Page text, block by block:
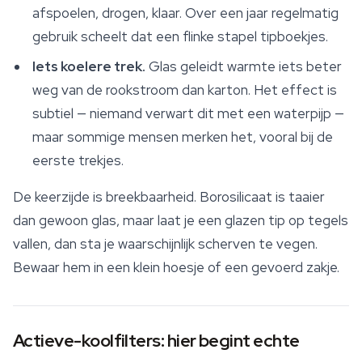
afspoelen, drogen, klaar. Over een jaar regelmatig
gebruik scheelt dat een flinke stapel tipboekjes.
Iets koelere trek. Glas geleidt warmte iets beter
weg van de rookstroom dan karton. Het effect is
subtiel — niemand verwart dit met een waterpijp —
maar sommige mensen merken het, vooral bij de
eerste trekjes.
De keerzijde is breekbaarheid. Borosilicaat is taaier
dan gewoon glas, maar laat je een glazen tip op tegels
vallen, dan sta je waarschijnlijk scherven te vegen.
Bewaar hem in een klein hoesje of een gevoerd zakje.
Actieve-koolfilters: hier begint echte